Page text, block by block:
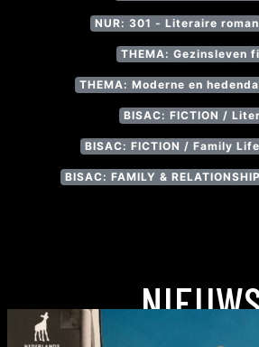
NUR: 301 - Literaire
THEMA: Gezinsleven
THEMA: Moderne en
BISAC: FICTION /
BISAC: FICTION / Family
BISAC: FAMILY &